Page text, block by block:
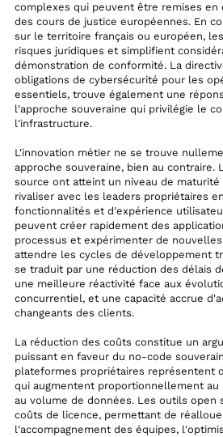
complexes qui peuvent être remises en
des cours de justice européennes. En
sur le territoire français ou européen,
risques juridiques et simplifient
démonstration de conformité. La
obligations de cybersécurité pour les
essentiels, trouve également une
l'approche souveraine qui privilégie le
l'infrastructure.
L'innovation métier ne se trouve
approche souveraine, bien au contraire.
source ont atteint un niveau de
rivaliser avec les leaders propriétaires
fonctionnalités et d'expérience
peuvent créer rapidement des
processus et expérimenter de
attendre les cycles de développement
se traduit par une réduction des délais
une meilleure réactivité face aux
concurrentiel, et une capacité accrue
changeants des clients.
La réduction des coûts constitue un
puissant en faveur du no-code
plateformes propriétaires représentent
qui augmentent proportionnellement
au volume de données. Les outils open
coûts de licence, permettant de
l'accompagnement des équipes,